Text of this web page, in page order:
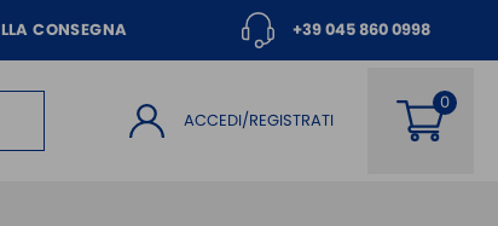
CONSEGNA +39 045 860 0998
ACCEDI/REGISTRATI